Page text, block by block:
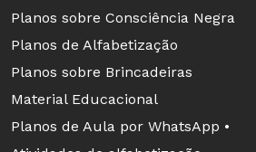
Planos sobre Consciência Negra
Planos de Alfabetização
Planos sobre Brincadeiras
Material Educacional
Planos de Aula por WhatsApp •